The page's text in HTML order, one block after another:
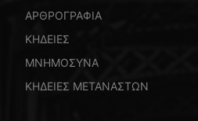
ΑΡΘΡΟΓΡΑΦΙΑ
ΚΗΔΕΙΕΣ
ΜΝΗΜΟΣΥΝΑ
ΚΗΔΕΙΕΣ ΜΕΤΑΝΑΣΤΩΝ